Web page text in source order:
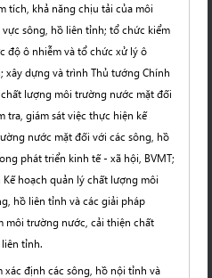
tích, khả năng chịu tải của môi
sông, hồ liên tỉnh; tổ chức kiểm
độ ô nhiễm và tổ chức xử lý ô
xây dựng và trình Thủ tướng Chính
lượng môi trường nước mặt đối
tra, giám sát việc thực hiện kế
nước mặt đối với các sông, hồ
phát triển kinh tế - xã hội, BVMT;
hoạch quản lý chất lượng môi
hồ liên tỉnh và các giải pháp
môi trường nước, cải thiện chất
tỉnh.
định các sông, hồ nội tỉnh và